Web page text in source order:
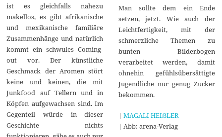
ist es gleichfalls nahezu
makellos, es gibt afrikanische
und mexikanische familiäre
Zusammenhänge und natürlich
kommt ein schwules Coming-
out vor. Der künstliche
Geschmack der Aromen stört
keine und keinen, die mit
Junkfood auf Tellern und in
Köpfen aufgewachsen sind. Im
Gegenteil würde in dieser
Geschichte nichts
Man sollte dem ein Ende
setzen, jetzt. Wie auch der
Leichtfertigkeit, mit der
schmerzliche Themen zu
bunten Bilderbogen
verarbeitet werden, damit
ohnehin gefühlsübersättigte
Jugendliche nur genug Zucker
bekommen.
| MAGALI HEIẞLER
| Abb: arena-Verlag